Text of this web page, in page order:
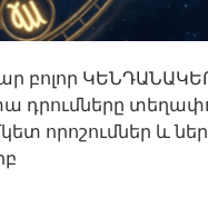
բոլոր
դրումները
որոշումներ և